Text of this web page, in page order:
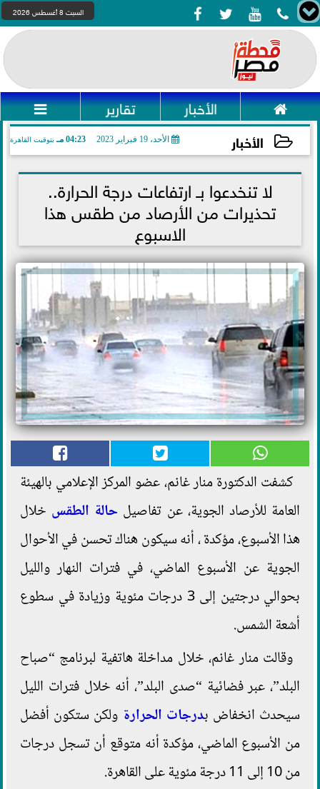
    السبت 8 أغسطس 2026
 الأخبار تقارير 
الأخبار الأحد، 19 فبراير 2023 04:23 مـ بتوقيت القاهرة
2023-02-19 16:23:18لا تنخدعوا بـ ارتفاعات درجة الحرارة..
تحذيرات من الأرصاد من طقس هذا
الاسبوع
كشفت الدكتورة منار غانم، عضو المركز الإعلامي بالهيئة
العامة للأرصاد الجوية، عن تفاصيل حالة الطقس خلال
هذا الأسبوع، مؤكدة ، أنه سيكون هناك تحسن في الأحوال
الجوية عن الأسبوع الماضي، في فترات النهار والليل
بحوالي درجتين إلى 3 درجات مئوية وزيادة في سطوع
أشعة الشمس.
وقالت منار غانم، خلال مداخلة هاتفية لبرنامج “صباح
البلد”، عبر فضائية “صدى البلد”، أنه خلال فترات الليل
سيحدث انخفاض بدرجات الحرارة ولكن ستكون أفضل
من الأسبوع الماضي، مؤكدة أنه متوقع أن تسجل درجات
من 10 إلى 11 درجة مئوية على القاهرة.